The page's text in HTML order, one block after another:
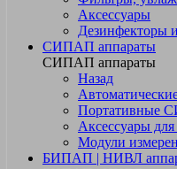
Аксессуары
Дезинфекторы
СИПАП аппараты
СИПАП аппараты
Назад
Портативные
Аксессуары
Модули
БИПАП | НИВЛ